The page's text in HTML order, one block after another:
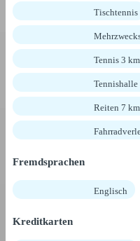
Tischtennis
Tennis 3
Reiten 7
Fremdsprachen
Englisch
Kreditkarten